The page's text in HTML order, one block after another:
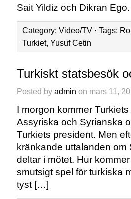
Sait Yildiz och Dikran
Category: Video/TV · Tags:
Turkiet, Yusuf Cetin
Turkiskt statsbesök
Posted by admin on mars 11,
I morgon kommer
Assyriska och Syrianska
Turkiets president. Men
kränkande uttalanden
deltar i mötet. Hur
smutsigt spel för turkiska
tyst […]